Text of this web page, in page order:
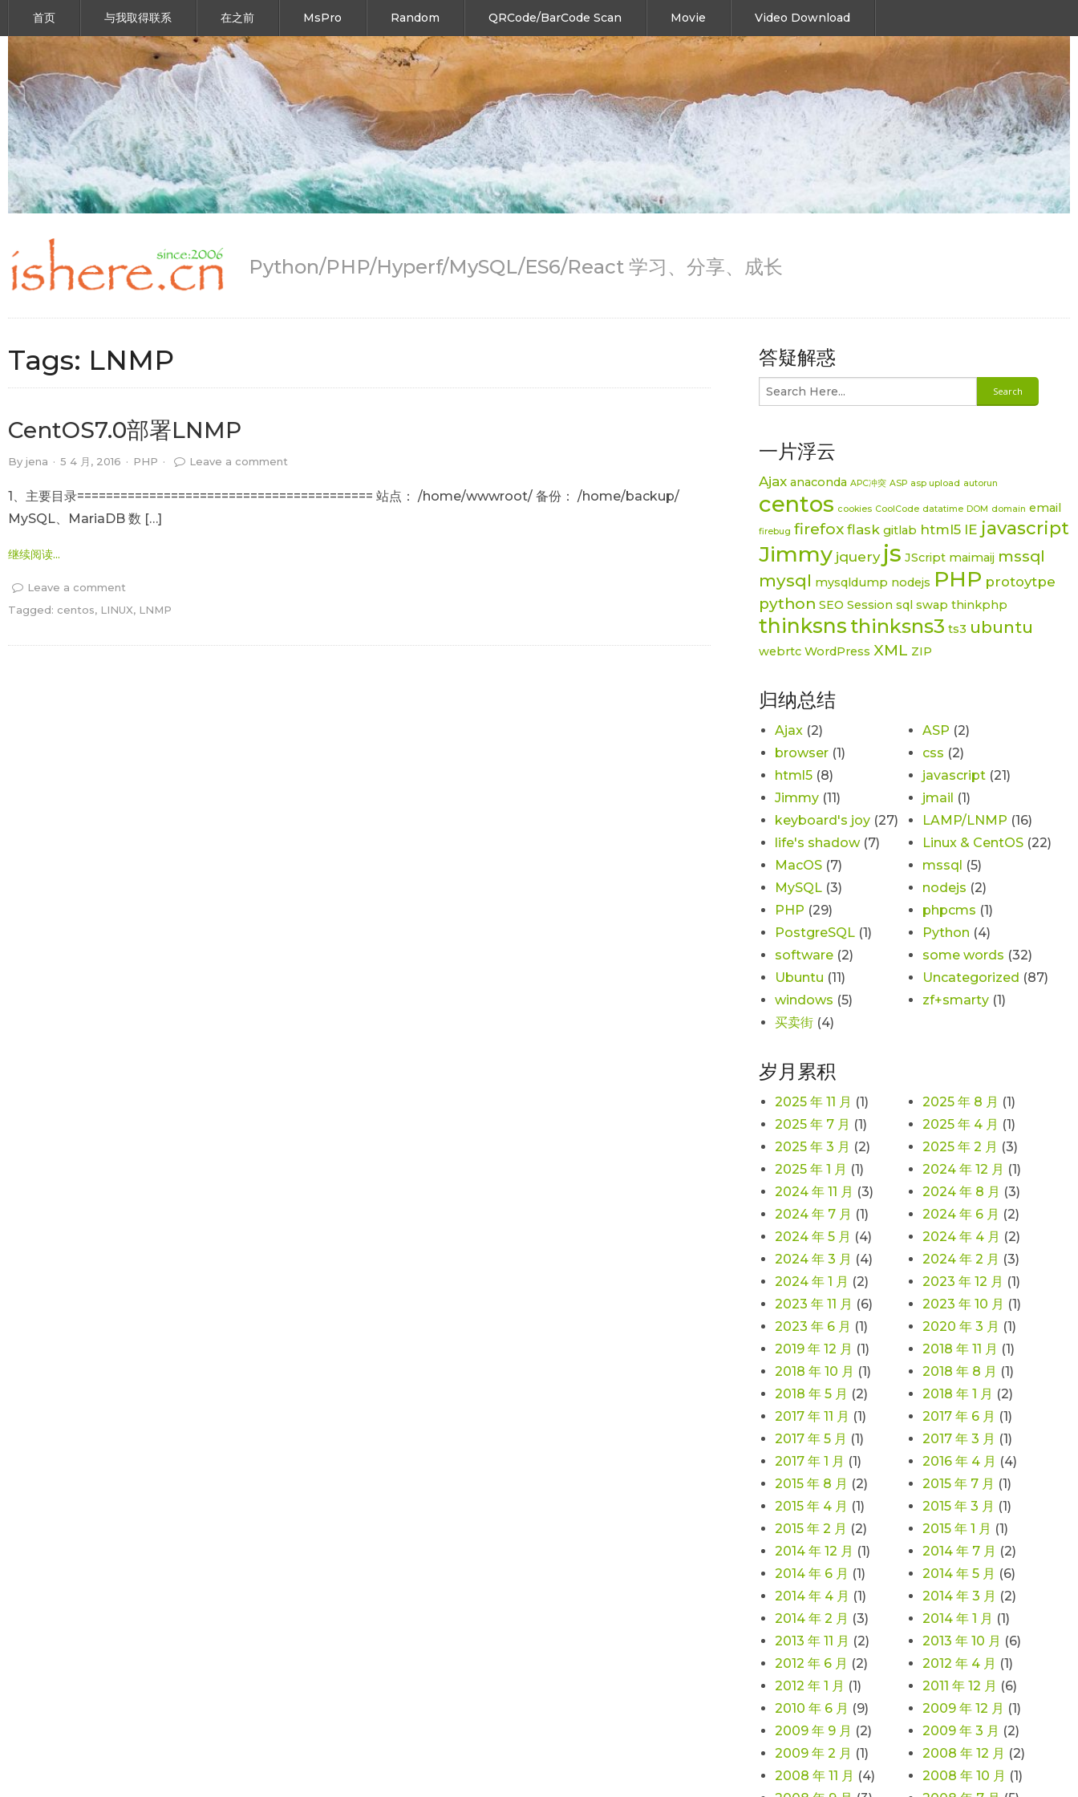
首页 与我取得联系 在之前 MsPro Random QRCode/BarCode Scan Movie Video Download
Python/PHP/Hyperf/MySQL/ES6/React 学习、分享、成长
Tags: LNMP
CentOS7.0部署LNMP
By jena · 5 4 月, 2016 · PHP · Leave a comment
1、主要目录========================================= 站点： /home/wwwroot/ 备份： /home/backup/
MySQL、MariaDB 数 […]
继续阅读...
Leave a comment
Tagged: centos, LINUX, LNMP
答疑解惑
一片浮云
Ajax anaconda APC冲突 ASP asp upload autorun
centos cookies CoolCode datatime DOM domain email
firebug firefox flask gitlab html5 IE javascript
Jimmy jquery js JScript maimaij mssql
mysql mysqldump nodejs PHP protoytpe
python SEO Session sql swap thinkphp
thinksns thinksns3 ts3 ubuntu
webrtc WordPress XML ZIP
归纳总结
Ajax (2) ASP (2)
browser (1) css (2)
html5 (8) javascript (21)
Jimmy (11) jmail (1)
keyboard's joy (27) LAMP/LNMP (16)
life's shadow(7) Linux & CentOS (22)
MacOS (7) mssql (5)
MySQL (3) nodejs (2)
PHP (29) phpcms (1)
PostgreSQL (1) Python (4)
software (2) some words (32)
Ubuntu (11) Uncategorized (87)
windows (5) zf+smarty (1)
买卖街 (4)
岁月累积
2025 年 11 月 (1) 2025 年 8 月 (1)
2025 年 7 月 (1) 2025 年 4 月 (1)
2025 年 3 月 (2) 2025 年 2 月 (3)
2025 年 1 月 (1) 2024 年 12 月 (1)
2024 年 11 月 (3) 2024 年 8 月 (3)
2024 年 7 月 (1) 2024 年 6 月 (2)
2024 年 5 月 (4) 2024 年 4 月 (2)
2024 年 3 月 (4) 2024 年 2 月 (3)
2024 年 1 月 (2) 2023 年 12 月 (1)
2023 年 11 月 (6) 2023 年 10 月 (1)
2023 年 6 月 (1) 2020 年 3 月 (1)
2019 年 12 月 (1) 2018 年 11 月 (1)
2018 年 10 月 (1) 2018 年 8 月 (1)
2018 年 5 月 (2) 2018 年 1 月 (2)
2017 年 11 月 (1) 2017 年 6 月 (1)
2017 年 5 月 (1) 2017 年 3 月 (1)
2017 年 1 月 (1) 2016 年 4 月 (4)
2015 年 8 月 (2) 2015 年 7 月 (1)
2015 年 4 月 (1) 2015 年 3 月 (1)
2015 年 2 月 (2) 2015 年 1 月 (1)
2014 年 12 月 (1) 2014 年 7 月 (2)
2014 年 6 月 (1) 2014 年 5 月 (6)
2014 年 4 月 (1) 2014 年 3 月 (2)
2014 年 2 月 (3) 2014 年 1 月 (1)
2013 年 11 月 (2) 2013 年 10 月 (6)
2012 年 6 月 (2) 2012 年 4 月 (1)
2012 年 1 月 (1) 2011 年 12 月 (6)
2010 年 6 月 (9) 2009 年 12 月 (1)
2009 年 9 月 (2) 2009 年 3 月 (2)
2009 年 2 月 (1) 2008 年 12 月 (2)
2008 年 11 月 (4) 2008 年 10 月 (1)